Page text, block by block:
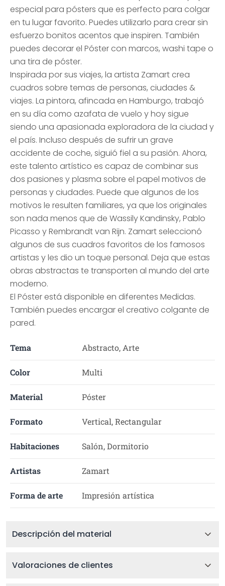
especial para pósters que es perfecto para colgar
en tu lugar favorito. Puedes utilizarlo para crear sin
esfuerzo bonitos acentos que inspiren. También
puedes decorar el Póster con marcos, washi tape o
una tira de póster.
Inspirada por sus viajes, la artista Zamart crea
cuadros sobre temas de personas, ciudades &
viajes. La pintora, afincada en Hamburgo, trabajó
en su día como azafata de vuelo y hoy sigue
siendo una apasionada exploradora de la ciudad y
el país. Incluso después de sufrir un grave
accidente de coche, siguió fiel a su pasión. Ahora,
este talento artístico es capaz de combinar sus
dos pasiones y plasma sobre el papel motivos de
personas y ciudades. Puede que algunos de los
motivos le resulten familiares, ya que los originales
son nada menos que de Wassily Kandinsky, Pablo
Picasso y Rembrandt van Rijn. Zamart seleccionó
algunos de sus cuadros favoritos de los famosos
artistas y les dio un toque personal. Deja que estas
obras abstractas te transporten al mundo del arte
moderno.
El Póster está disponible en diferentes Medidas.
También puedes encargar el creativo colgante de
pared.
Tema Abstracto, Arte
Color Multi
Material Póster
Formato Vertical, Rectangular
Habitaciones Salón, Dormitorio
Artistas Zamart
Forma de arte Impresión artística
Descripción del material
Valoraciones de clientes